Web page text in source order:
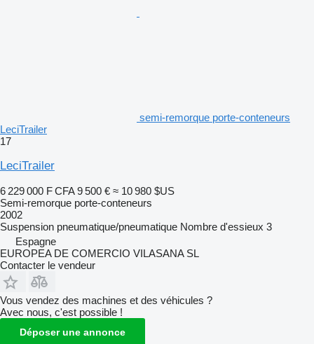
semi-remorque porte-conteneurs
LeciTrailer
17
LeciTrailer
6 229 000 F CFA 9 500 € ≈ 10 980 $US
Semi-remorque porte-conteneurs
2002
Suspension pneumatique/pneumatique Nombre d'essieux 3
Espagne
EUROPEA DE COMERCIO VILASANA SL
Contacter le vendeur
Vous vendez des machines et des véhicules ?
Avec nous, c'est possible !
Déposer une annonce